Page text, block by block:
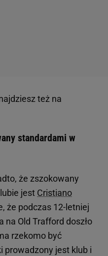
też na
standardami w
że zszokowany
jest Cristiano
że podczas 12-letniej
na Old Trafford doszło
rzekomo być
prowadzony jest klub i